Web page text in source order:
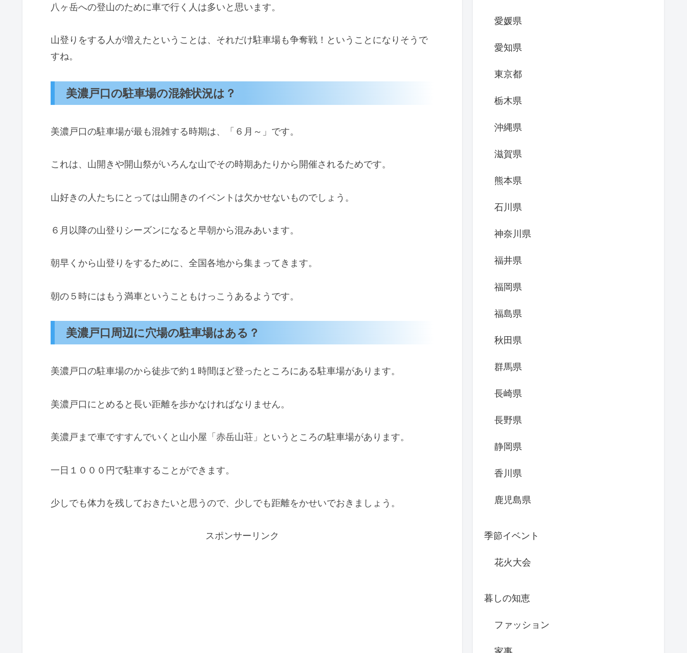
八ヶ岳への登山のために車で行く人は多いと思います。
山登りをする人が増えたということは、それだけ駐車場も争奪戦！ということになりそうで
すね。
美濃戸口の駐車場の混雑状況は？
美濃戸口の駐車場が最も混雑する時期は、「６月～」です。
これは、山開きや開山祭がいろんな山でその時期あたりから開催されるためです。
山好きの人たちにとっては山開きのイベントは欠かせないものでしょう。
６月以降の山登りシーズンになると早朝から混みあいます。
朝早くから山登りをするために、全国各地から集まってきます。
朝の５時にはもう満車ということもけっこうあるようです。
美濃戸口周辺に穴場の駐車場はある？
美濃戸口の駐車場のから徒歩で約１時間ほど登ったところにある駐車場があります。
美濃戸口にとめると長い距離を歩かなければなりません。
美濃戸まで車ですすんでいくと山小屋「赤岳山荘」というところの駐車場があります。
一日１０００円で駐車することができます。
少しでも体力を残しておきたいと思うので、少しでも距離をかせいでおきましょう。
スポンサーリンク
愛媛県
愛知県
東京都
栃木県
沖縄県
滋賀県
熊本県
石川県
神奈川県
福井県
福岡県
福島県
秋田県
群馬県
長崎県
長野県
静岡県
香川県
鹿児島県
季節イベント
花火大会
暮しの知恵
ファッション